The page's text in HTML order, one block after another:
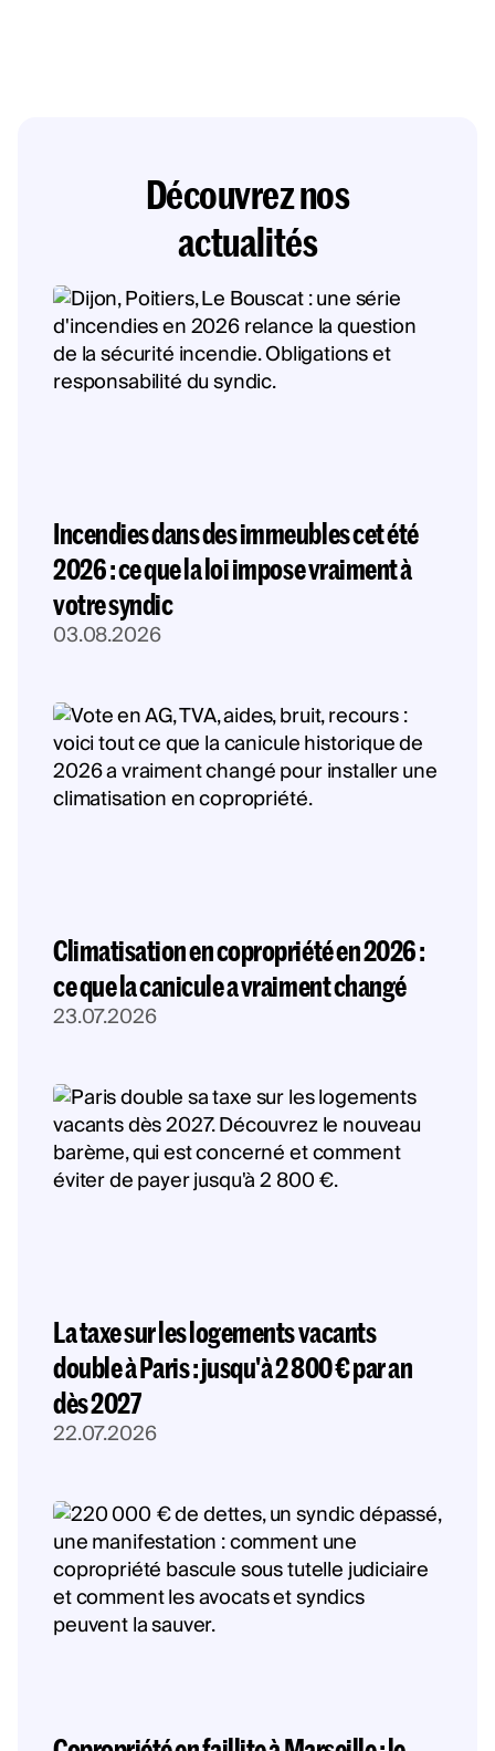
Découvrez nos
actualités
Incendies dans des immeubles cet été
2026 : ce que la loi impose vraiment à
votre syndic
03.08.2026
Climatisation en copropriété en 2026 :
ce que la canicule a vraiment changé
23.07.2026
La taxe sur les logements vacants
double à Paris : jusqu'à 2 800 € par an
dès 2027
22.07.2026